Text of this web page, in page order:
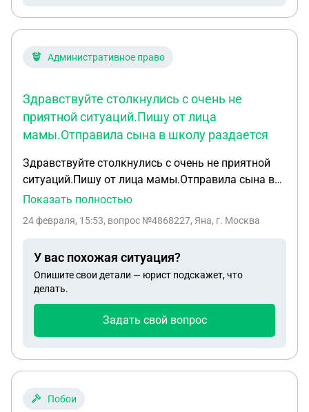
Административное право
Здравствуйте столкнулись с очень не
приятной ситуаций.Пишу от лица
мамы.Отправила сына в школу раздается
Здравствуйте столкнулись с очень не приятной
ситуаций.Пишу от лица мамы.Отправила сына в
школу раздается телефонный звонок от
о том что моему сыну вызвали псих бригаду и я
школу и виджу картину как по середине школы
моего ребенка зажатым в углу охраняют 4
старшеклассника(сын учится в 6 классе)рядом
директор,на мою просьбу отпустить ребенка и
услышала отказ,толком мне ни кто ничего не
нервировать его при нем говорить ничего не
Показать полностью
24 февраля, 15:53, вопрос №4868227, Яна, г. Москва
У вас похожая ситуация?
Опишите свои детали — юрист подскажет, что
делать.
Задать свой вопрос
Побои